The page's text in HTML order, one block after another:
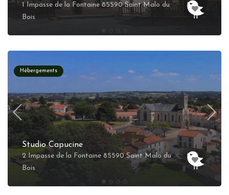
1 Impasse de la Fontaine 85590 Saint Malo du
Bois
Hébergements
Studio Capucine
2 Impasse de la Fontaine 85590 Saint Malo du
Bois